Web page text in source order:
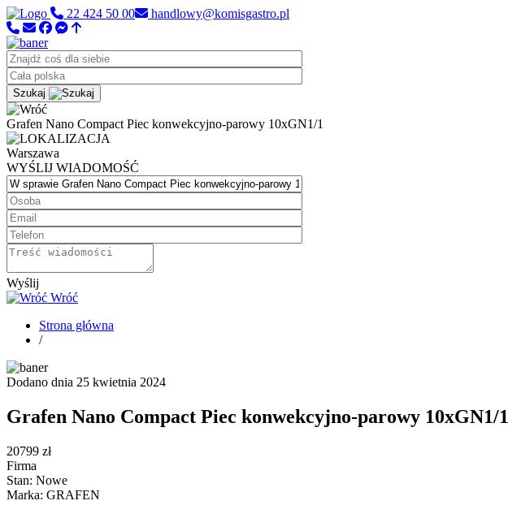
22 424 50 00 handlowy@komisgastro.pl
Szukaj
Grafen Nano Compact Piec konwekcyjno-parowy 10xGN1/1
Warszawa
WYŚLIJ WIADOMOŚĆ
Wyślij
Wróć
Strona główna
/
Dodano dnia 25 kwietnia 2024
Grafen Nano Compact Piec konwekcyjno-parowy 10xGN1/1
20799 zł
Firma
Stan: Nowe
Marka: GRAFEN